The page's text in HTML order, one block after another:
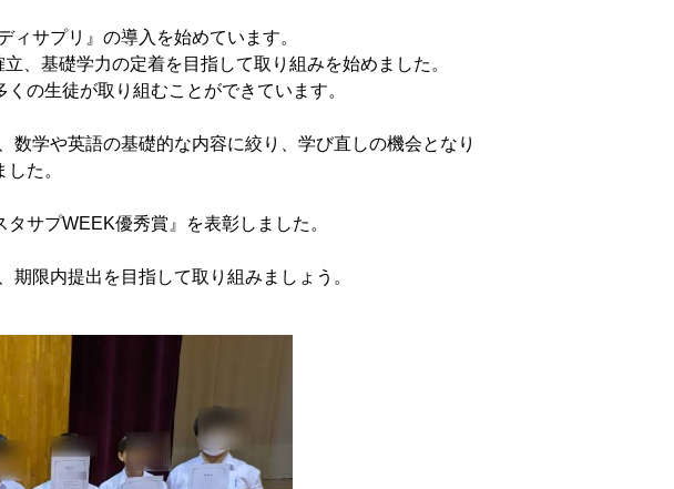
サプリ』の導入を始めています。
、基礎学力の定着を目指して取り組みを始めました。
の生徒が取り組むことができています。
学や英語の基礎的な内容に絞り、学び直しの機会となり
た。
サプWEEK優秀賞』を表彰しました。
限内提出を目指して取り組みましょう。